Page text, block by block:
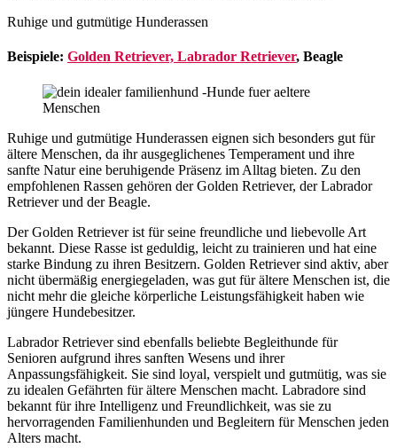
Ruhige und gutmütige Hunderassen
Beispiele: Golden Retriever, Labrador Retriever, Beagle
Ruhige und gutmütige Hunderassen eignen sich besonders gut für
ältere Menschen, da ihr ausgeglichenes Temperament und ihre
sanfte Natur eine beruhigende Präsenz im Alltag bieten. Zu den
empfohlenen Rassen gehören der Golden Retriever, der Labrador
Retriever und der Beagle.
Der Golden Retriever ist für seine freundliche und liebevolle Art
bekannt. Diese Rasse ist geduldig, leicht zu trainieren und hat eine
starke Bindung zu ihren Besitzern. Golden Retriever sind aktiv, aber
nicht übermäßig energiegeladen, was gut für ältere Menschen ist, die
nicht mehr die gleiche körperliche Leistungsfähigkeit haben wie
jüngere Hundebesitzer.
Labrador Retriever sind ebenfalls beliebte Begleithunde für
Senioren aufgrund ihres sanften Wesens und ihrer
Anpassungsfähigkeit. Sie sind loyal, verspielt und gutmütig, was sie
zu idealen Gefährten für ältere Menschen macht. Labradore sind
bekannt für ihre Intelligenz und Freundlichkeit, was sie zu
hervorragenden Familienhunden und Begleitern für Menschen jeden
Alters macht.